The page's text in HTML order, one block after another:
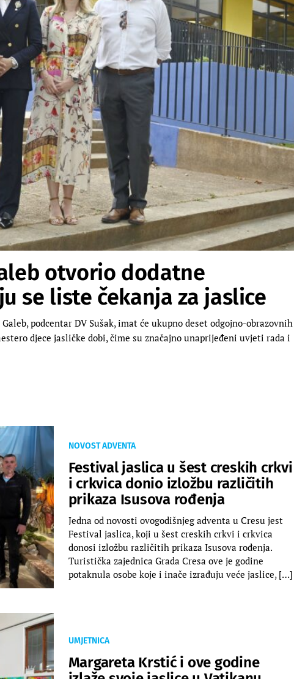
otvorio dodatne
se liste čekanja za jaslice
podcentar DV Sušak, imat će ukupno deset odgojno-obrazovnih
djece jasličke dobi, čime su značajno unaprijeđeni uvjeti rada i
NOVOST ADVENTA
Festival jaslica u šest creskih crkvi
i crkvica donio izložbu različitih
prikaza Isusova rođenja
Jedna od novosti ovogodišnjeg adventa u Cresu jest
Festival jaslica, koji u šest creskih crkvi i crkvica
donosi izložbu različitih prikaza Isusova rođenja.
Turistička zajednica Grada Cresa ove je godine
potaknula osobe koje i inače izrađuju veće jaslice, […]
UMJETNICA
Margareta Krstić i ove godine